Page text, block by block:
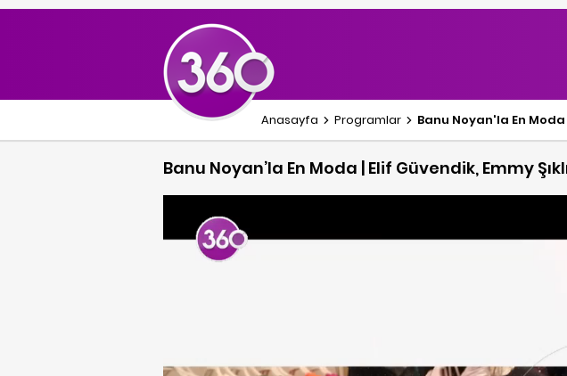
Anasayfa Programlar Banu Noyan'la En Moda
Banu Noyan’la En Moda | Elif Güvendik, Emmy